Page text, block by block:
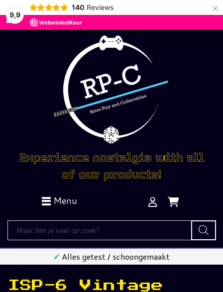
9,9
140 Reviews ×
Experience nostalgia with all
of our products!
Menu
Producten
zoeken
✓ Alles getest / schoongemaakt
ISP-6 Vintage